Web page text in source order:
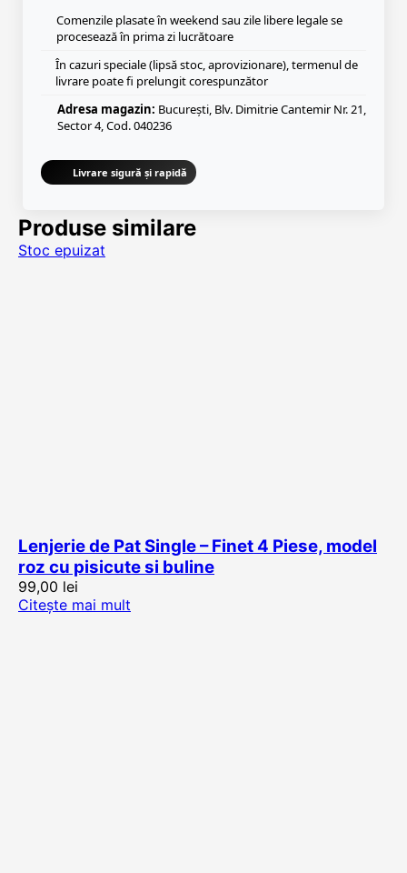
Comenzile plasate în weekend sau zile libere legale se
procesează în prima zi lucrătoare
În cazuri speciale (lipsă stoc, aprovizionare), termenul de
livrare poate fi prelungit corespunzător
Adresa magazin: București, Blv. Dimitrie Cantemir Nr. 21,
Sector 4, Cod. 040236
Livrare sigură și rapidă
Produse similare
Stoc epuizat
Lenjerie de Pat Single – Finet 4 Piese, model
roz cu pisicute si buline
99,00 lei
Citește mai mult